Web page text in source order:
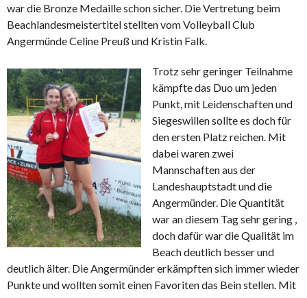
war die Bronze Medaille schon sicher. Die Vertretung beim
Beachlandesmeistertitel stellten vom Volleyball Club
Angermünde Celine Preuß und Kristin Falk.
Trotz sehr geringer Teilnahme
kämpfte das Duo um jeden
Punkt, mit Leidenschaften und
Siegeswillen sollte es doch für
den ersten Platz reichen. Mit
dabei waren zwei
Mannschaften aus der
Landeshauptstadt und die
Angermünder. Die Quantität
war an diesem Tag sehr gering ,
doch dafür war die Qualität im
Beach deutlich besser und
deutlich älter. Die Angermünder erkämpften sich immer wieder
Punkte und wollten somit einen Favoriten das Bein stellen. Mit